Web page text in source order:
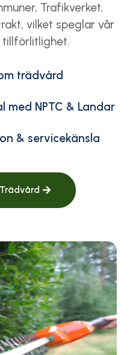
Trafikverket,
vilket speglar vår
tillförlitlighet.
trädvård
med NPTC & Landar
& servicekänsla